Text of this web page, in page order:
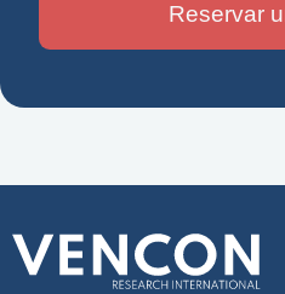
Reservar